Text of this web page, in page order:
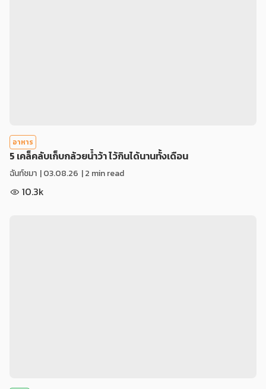
อาหาร
5 เคล็คลับเก็บกล้วยน้ำว้า ไว้กินได้นานทั้งเดือน
ฉันท์ชมา |03.08.26 | 2 min read
10.3k